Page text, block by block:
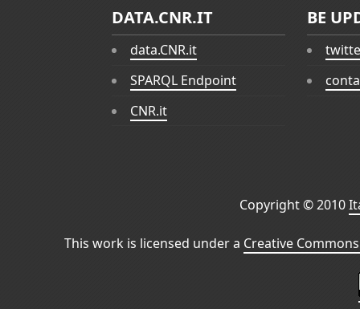
DATA.CNR.IT
data.CNR.it
SPARQL Endpoint
CNR.it
BE
Copyright © 2010
This work is licensed under a Creative